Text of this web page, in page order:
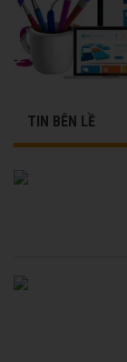
TIN BÊN LỀ